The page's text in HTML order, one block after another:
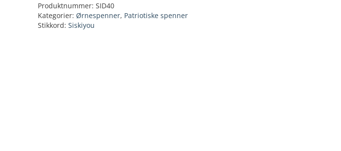
is
back
Produktnummer: SID40
Kategorier: Ørnespenner, Patriotiske spenner
Stikkord: Siskiyou